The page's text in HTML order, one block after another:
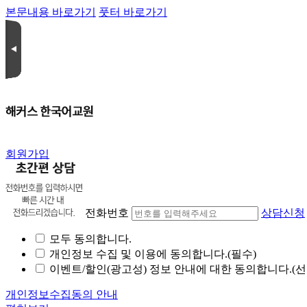
본문내용 바로가기 풋터 바로가기
회원가입
전화번호 상담신청
모두 동의합니다.
개인정보 수집 및 이용에 동의합니다.(필수)
이벤트/할인(광고성) 정보 안내에 대한 동의합니다.(
개인정보수집동의 안내